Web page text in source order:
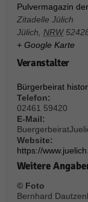
Pulvermagazin
Zitadelle Jülich
Jülich, NRW
+ Google Karte
Veranstalter
Bürgerbeirat
Telefon:
02461 59420
E-Mail:
Website:
https://
Weitere
© Foto
Bernhard
über Websites hinweg
Externe Medien
Inhalte von
werden, bedarf der
mehr.
powered by Borlabs Cookie